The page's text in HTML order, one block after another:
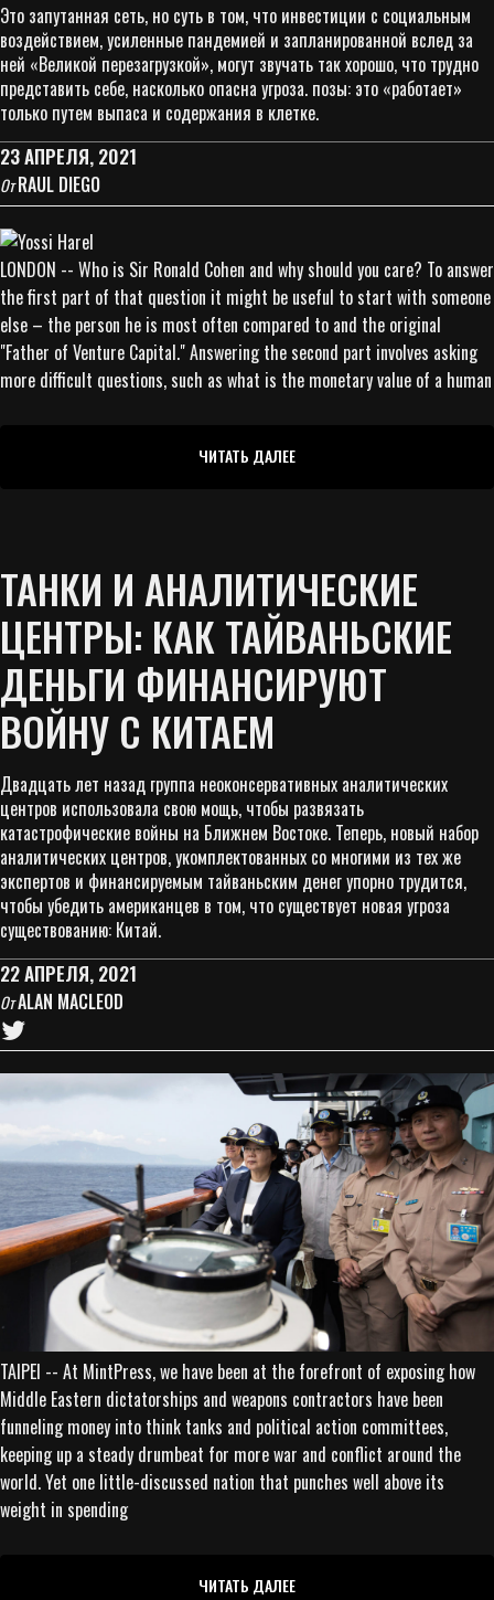
Это запутанная сеть, но суть в том, что инвестиции с социальным
воздействием, усиленные пандемией и запланированной вслед за
ней «Великой перезагрузкой», могут звучать так хорошо, что трудно
представить себе, насколько опасна угроза. позы: это «работает»
только путем выпаса и содержания в клетке.
23 АПРЕЛЯ, 2021
ОтRAUL DIEGO
LONDON -- Who is Sir Ronald Cohen and why should you care? To answer
the first part of that question it might be useful to start with someone
else – the person he is most often compared to and the original
"Father of Venture Capital." Answering the second part involves asking
more difficult questions, such as what is the monetary value of a human
ЧИТАТЬ ДАЛЕЕ
ТАНКИ И АНАЛИТИЧЕСКИЕ
ЦЕНТРЫ: КАК ТАЙВАНЬСКИЕ
ДЕНЬГИ ФИНАНСИРУЮТ
ВОЙНУ С КИТАЕМ
Двадцать лет назад группа неоконсервативных аналитических
центров использовала свою мощь, чтобы развязать
катастрофические войны на Ближнем Востоке. Теперь, новый набор
аналитических центров, укомплектованных со многими из тех же
экспертов и финансируемым тайваньским денег упорно трудится,
чтобы убедить американцев в том, что существует новая угроза
существованию: Китай.
22 АПРЕЛЯ, 2021
ОтALAN MACLEOD
TAIPEI -- At MintPress, we have been at the forefront of exposing how
Middle Eastern dictatorships and weapons contractors have been
funneling money into think tanks and political action committees,
keeping up a steady drumbeat for more war and conflict around the
world. Yet one little-discussed nation that punches well above its
weight in spending
ЧИТАТЬ ДАЛЕЕ